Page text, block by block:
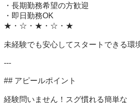
・長期勤務希望の方歓迎
・即日勤務OK
★・☆・★・☆・★
未経験でも安心してスタートできる環
---
## アピールポイント
経験問いません！スグ慣れる簡単な